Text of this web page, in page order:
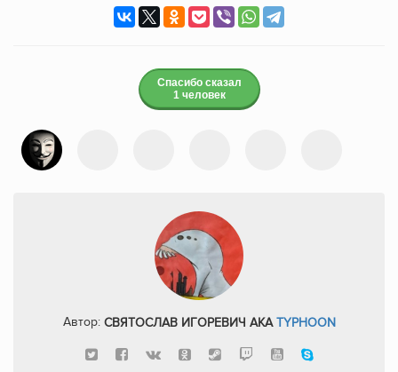
Спасибо сказал
1 человек
Автор: СВЯТОСЛАВ ИГОРЕВИЧ AKATYPHOON